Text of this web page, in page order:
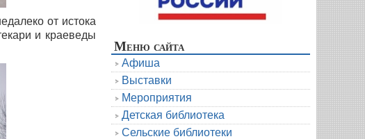
от истока
и краеведы
Меню сайта
Афиша
Выставки
Мероприятия
Детская библиотека
Сельские библиотеки